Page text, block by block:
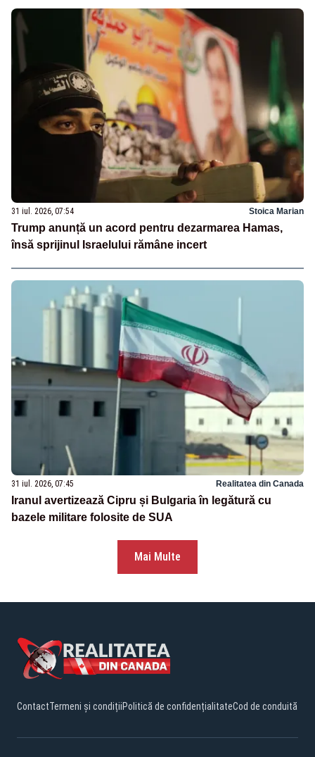
31 iul. 2026, 07:54 Stoica Marian
Trump anunță un acord pentru dezarmarea Hamas,
însă sprijinul Israelului rămâne incert
31 iul. 2026, 07:45 Realitatea din Canada
Iranul avertizează Cipru și Bulgaria în legătură cu
bazele militare folosite de SUA
Mai Multe
ContactTermeni și condițiiPolitică de confidențialitateCod de conduită